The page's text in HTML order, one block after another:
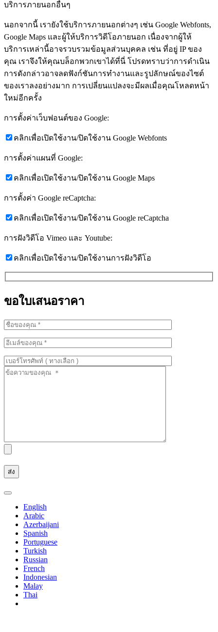
บริการภายนอกอื่นๆ
นอกจากนี้ เรายังใช้บริการภายนอกต่างๆ เช่น Google Webfonts,
Google Maps และผู้ให้บริการวิดีโอภายนอก เนื่องจากผู้ให้
บริการเหล่านี้อาจรวบรวมข้อมูลส่วนบุคคล เช่น ที่อยู่ IP ของ
คุณ เราจึงให้คุณบล็อกพวกเขาได้ที่นี่ โปรดทราบว่าการดำเนิน
การดังกล่าวอาจลดฟังก์ชันการทำงานและรูปลักษณ์ของไซต์
ของเราลงอย่างมาก การเปลี่ยนแปลงจะมีผลเมื่อคุณโหลดหน้า
ใหม่อีกครั้ง
การตั้งค่าเว็บฟอนต์ของ Google:
คลิกเพื่อเปิดใช้งาน/ปิดใช้งาน Google Webfonts
การตั้งค่าแผนที่ Google:
คลิกเพื่อเปิดใช้งาน/ปิดใช้งาน Google Maps
การตั้งค่า Google reCaptcha:
คลิกเพื่อเปิดใช้งาน/ปิดใช้งาน Google reCaptcha
การฝังวิดีโอ Vimeo และ Youtube:
คลิกเพื่อเปิดใช้งาน/ปิดใช้งานการฝังวิดีโอ
ขอใบเสนอราคา
English
Arabic
Azerbaijani
Spanish
Portuguese
Turkish
Russian
French
Indonesian
Malay
Thai